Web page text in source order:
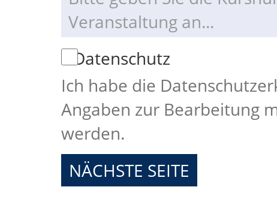
Datenschutz
Ich habe die
Angaben zur Bearbeitung
werden.
NÄCHSTE SEITE